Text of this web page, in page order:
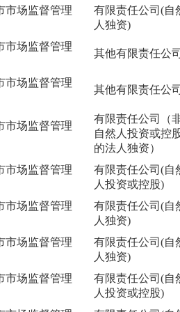
市场监督管理
有限责任公司(自
人独资)
市场监督管理
其他有限责任公司
市场监督管理
其他有限责任公司
市场监督管理
有限责任公司（
自然人投资或控
的法人独资）
市场监督管理
有限责任公司(自
人投资或控股)
市场监督管理
有限责任公司(自
人独资)
市场监督管理
有限责任公司(自
人独资)
市场监督管理
有限责任公司(自
人投资或控股)